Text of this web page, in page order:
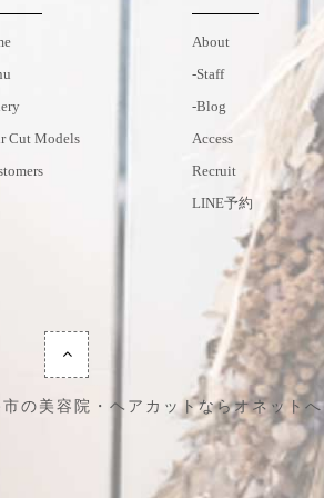
Cut Models
About
-staff
-blog
Access
Recruit
LINE予約
美容院・ヘアカットならオネットへ